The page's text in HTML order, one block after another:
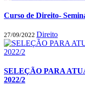
Curso de Direito-
27/09/2022 Direito
SELEÇÃO PARA
2022/2